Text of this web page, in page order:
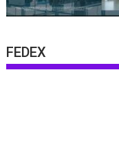
FEDEX